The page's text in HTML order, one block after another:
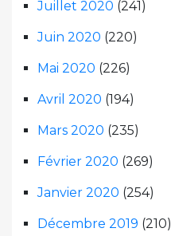
Juillet 2020 (241)
Juin 2020 (220)
Mai 2020 (226)
Avril 2020 (194)
Mars 2020 (235)
Février 2020 (269)
Janvier 2020 (254)
Décembre 2019 (210)